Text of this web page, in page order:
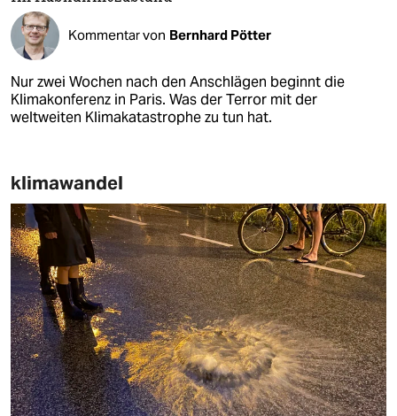
Kommentar von Bernhard Pötter
Nur zwei Wochen nach den Anschlägen beginnt die
Klimakonferenz in Paris. Was der Terror mit der
weltweiten Klimakatastrophe zu tun hat.
klimawandel